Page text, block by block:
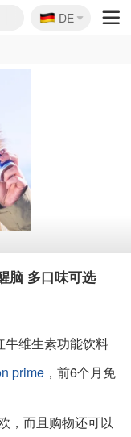
🇩🇪
DE
脑 多口味可选
牛维生素功能饮料
prime ，前6个月免
，而且购物还可以